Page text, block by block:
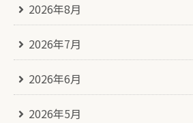
2026年8月
2026年7月
2026年6月
2026年5月